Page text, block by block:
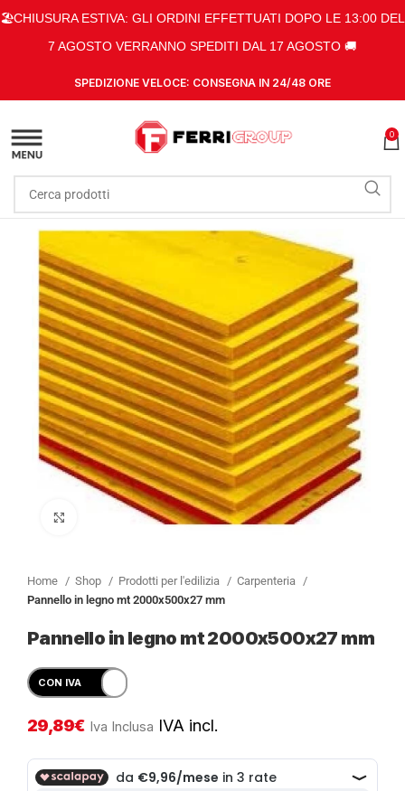
🏖️CHIUSURA ESTIVA: GLI ORDINI EFFETTUATI DOPO LE 13:00 DEL
7 AGOSTO VERRANNO SPEDITI DAL 17 AGOSTO 🚚
SPEDIZIONE VELOCE: CONSEGNA IN 24/48 ORE
0
Clicca per ingrandire
Home Shop Prodotti per l'edilizia
Carpenteria
Pannello in legno mt 2000x500x27 mm
Pannello in legno mt 2000x500x27 mm
29,89€ Iva Inclusa IVA incl.